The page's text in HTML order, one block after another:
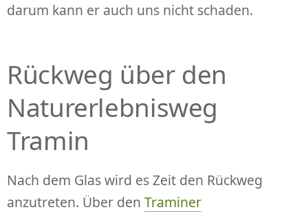
darum kann er auch uns nicht schaden.
Rückweg über den
Naturerlebnisweg
Tramin
Nach dem Glas wird es Zeit den Rückweg
anzutreten. Über den Traminer